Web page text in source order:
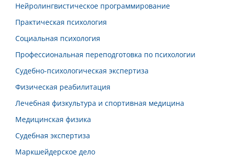
Нейролингвистическое программирование
Практическая психология
Социальная психология
Профессиональная переподготовка по психологии
Судебно-психологическая экспертиза
Физическая реабилитация
Лечебная физкультура и спортивная медицина
Медицинская физика
Судебная экспертиза
Маркшейдерское дело